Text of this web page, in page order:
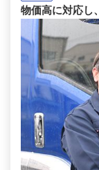
物価高に対応し